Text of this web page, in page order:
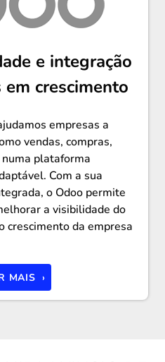
e integração
em crescimento
empresas a
vendas, compras,
plataforma
Com a sua
o Odoo permite
a visibilidade do
crescimento da empresa
MAIS ›